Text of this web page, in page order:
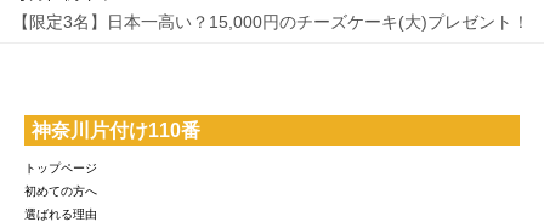
【限定3名】日本一高い？15,000円のチーズケーキ(大)プレゼント！
神奈川片付け110番
トップページ
初めての方へ
選ばれる理由